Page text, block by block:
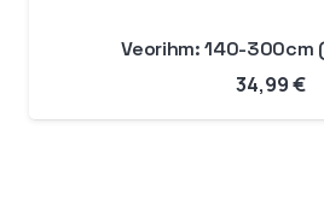
Veorihm: 140-300cm
34,99€